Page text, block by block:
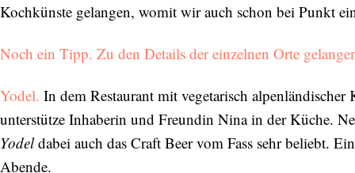
Kochkünste gelangen, womit wir auch schon bei Punkt
Noch ein Tipp. Zu den Details der einzelnen Orte
Yodel. In dem Restaurant mit vegetarisch
unterstütze Inhaberin und Freundin Nina in der Küche.
Yodeldabei auch das Craft Beer vom Fass sehr beliebt.
Abende.